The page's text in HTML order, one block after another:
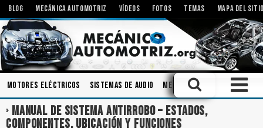
BLOG MECÁNICA AUTOMOTRIZ VÍDEOS FOTOS TEMAS MAPA DEL
Motores Eléctricos Sistemas de Audio Mecanismos Tecnologías
MANUAL DE SISTEMA ANTIRROBO – ESTADOS,
COMPONENTES, UBICACIÓN Y FUNCIONES